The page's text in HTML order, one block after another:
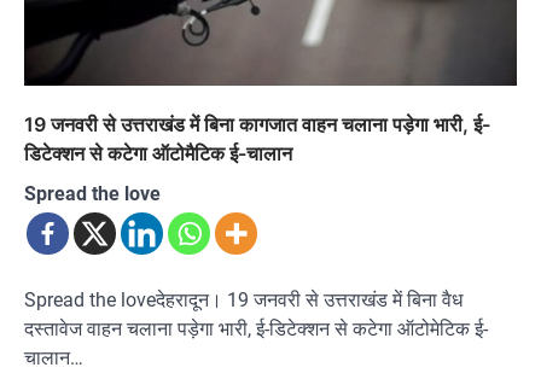
19 जनवरी से उत्तराखंड में बिना कागजात वाहन चलाना पड़ेगा भारी, ई-
डिटेक्शन से कटेगा ऑटोमैटिक ई-चालान
Spread the love
Spread the loveदेहरादून। 19 जनवरी से उत्तराखंड में बिना वैध
दस्तावेज वाहन चलाना पड़ेगा भारी, ई-डिटेक्शन से कटेगा ऑटोमेटिक ई-
चालान…